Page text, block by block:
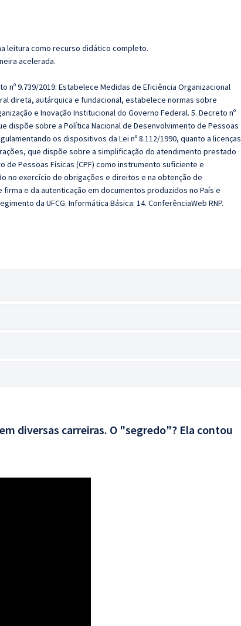
leitura como recurso didático completo.
acelerada.
nº 9.739/2019: Estabelece Medidas de Eficiência Organizacional
direta, autárquica e fundacional, estabelece normas sobre
e Inovação Institucional do Governo Federal. 5. Decreto nº
dispõe sobre a Política Nacional de Desenvolvimento de Pessoas
os dispositivos da Lei nº 8.112/1990, quanto a licenças
que dispõe sobre a simplificação do atendimento prestado
Pessoas Físicas (CPF) como instrumento suficiente e
no exercício de obrigações e direitos e na obtenção de
e da autenticação em documentos produzidos no País e
da UFCG. Informática Básica: 14. ConferênciaWeb RNP.
diversas carreiras. O "segredo"? Ela contou